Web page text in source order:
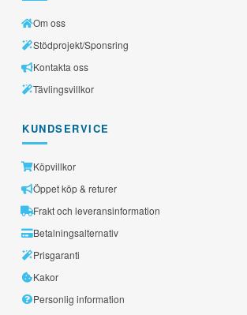
Om oss
Stödprojekt/Sponsring
Kontakta oss
Tävlingsvillkor
KUNDSERVICE
Köpvillkor
Öppet köp & returer
Frakt och leveransinformation
Betalningsalternativ
Prisgaranti
Kakor
Personlig information